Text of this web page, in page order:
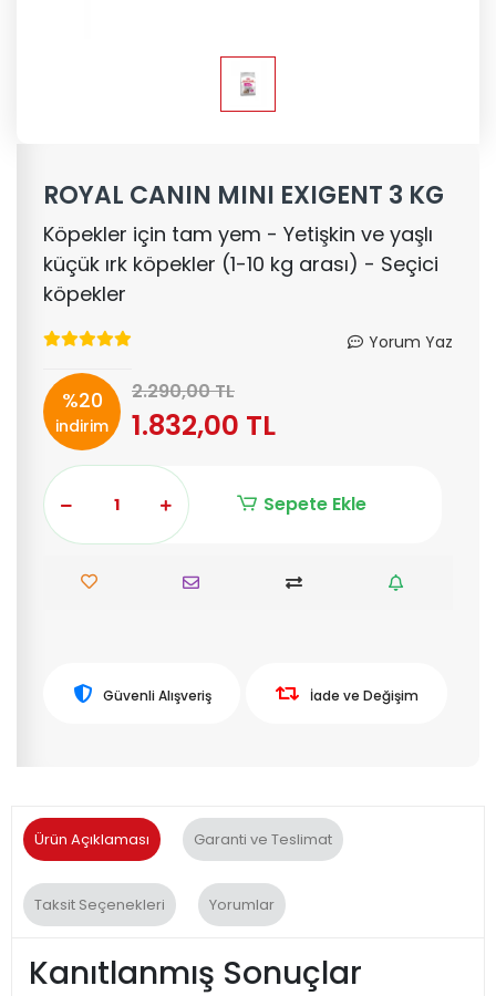
ROYAL CANIN MINI EXIGENT 3 KG
Köpekler için tam yem - Yetişkin ve yaşlı
küçük ırk köpekler (1-10 kg arası) - Seçici
köpekler
Yorum Yaz
%20
indirim
2.290,00 TL
1.832,00 TL
Sepete Ekle
Güvenli Alışveriş İade ve Değişim
Ürün Açıklaması Garanti ve Teslimat
Taksit Seçenekleri Yorumlar
Kanıtlanmış Sonuçlar